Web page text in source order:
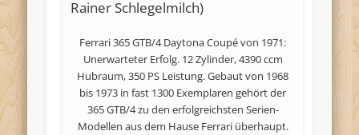
Ferrari 365 GTB/4 Daytona Coupé von 1971:
Unerwarteter Erfolg. 12 Zylinder, 4390 ccm
Hubraum, 350 PS Leistung. Gebaut von 1968
bis 1973 in fast 1300 Exemplaren gehört der
365 GTB/4 zu den erfolgreichsten Serien-
Modellen aus dem Hause Ferrari überhaupt.